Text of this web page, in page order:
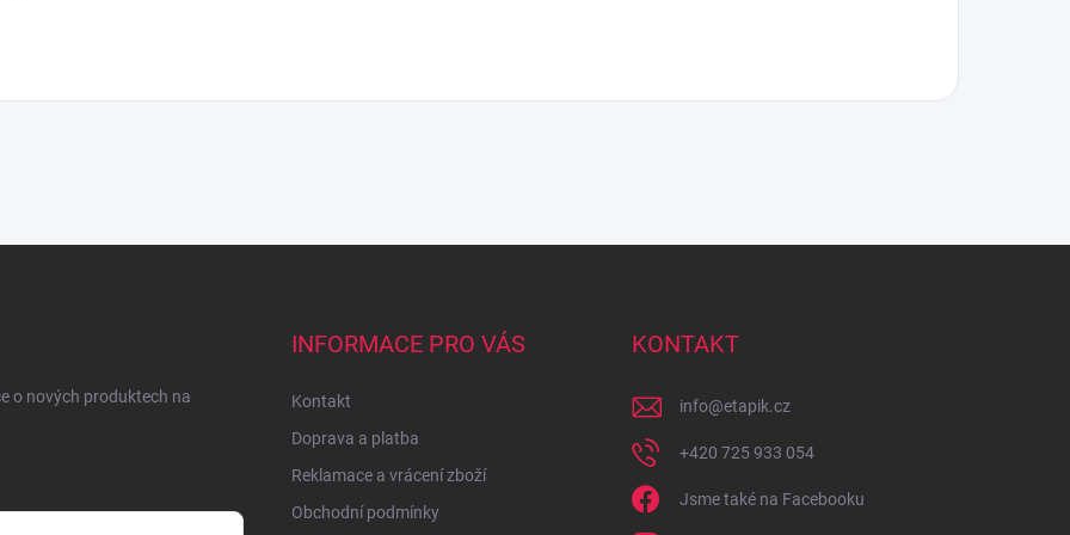
o nových produktech na
INFORMACE PRO VÁS
Kontakt
Doprava a platba
Reklamace a vrácení zboží
Obchodní podmínky
KONTAKT
info@etapik.cz
+420 725 933 054
Jsme také na Facebooku